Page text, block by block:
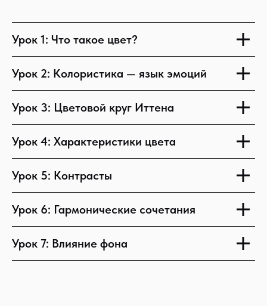
Урок 1: Что такое цвет?
Урок 2: Колористика — язык эмоций
Урок 3: Цветовой круг Иттена
Урок 4: Характеристики цвета
Урок 5: Контрасты
Урок 6: Гармонические сочетания
Урок 7: Влияние фона
по курсу?
Мы проконсультируем вас.
Поможем сформулировать
миссию обучения, составим план
и подберем нужные для вас курсы